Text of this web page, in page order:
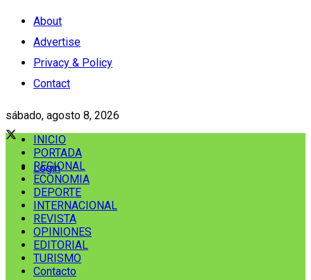
About
Advertise
Privacy & Policy
Contact
sábado, agosto 8, 2026
Login
INICIO
PORTADA
REGIONAL
ECONOMIA
DEPORTE
INTERNACIONAL
REVISTA
OPINIONES
EDITORIAL
TURISMO
Contacto